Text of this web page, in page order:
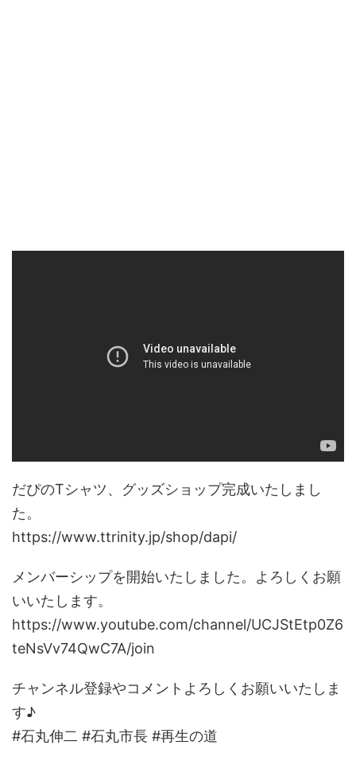
だぴのTシャツ、グッズショップ完成いたしまし
た。
https://www.ttrinity.jp/shop/dapi/
メンバーシップを開始いたしました。よろしくお願
いいたします。
https://www.youtube.com/channel/UCJStEtp0Z6
teNsVv74QwC7A/join
チャンネル登録やコメントよろしくお願いいたしま
す♪
#石丸伸二 #石丸市長 #再生の道